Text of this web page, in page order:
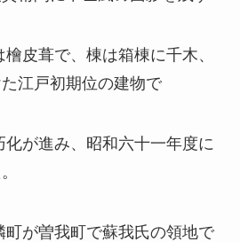
皮葺で、棟は箱棟に千木、
江戸初期位の建物で
が進み、昭和六十一年度に
町が曽我町で蘇我氏の領地で